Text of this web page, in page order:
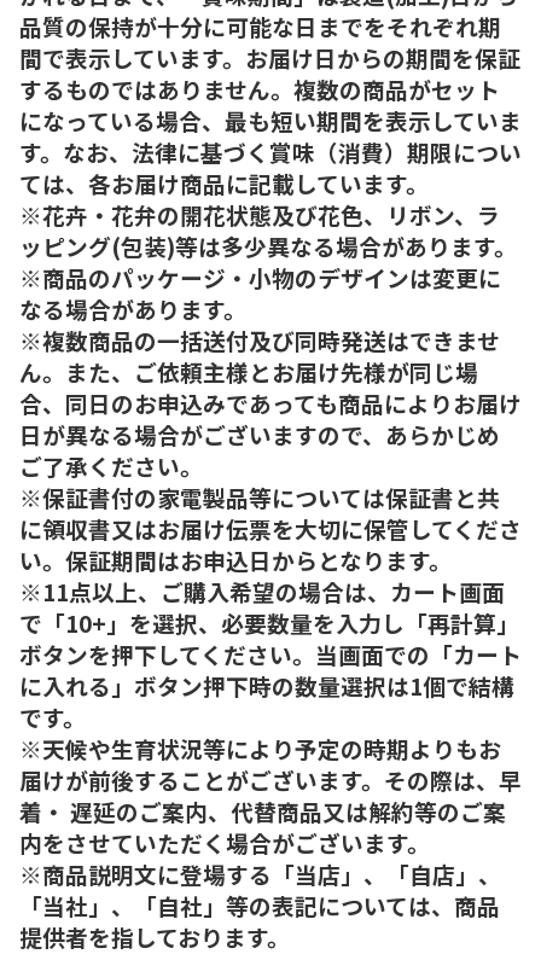
品質の保持が十分に可能な日までをそれぞれ期
間で表示しています。お届け日からの期間を保証
するものではありません。複数の商品がセット
になっている場合、最も短い期間を表示していま
す。なお、法律に基づく賞味（消費）期限につい
ては、各お届け商品に記載しています。
※花卉・花弁の開花状態及び花色、リボン、ラ
ッピング(包装)等は多少異なる場合があります。
※商品のパッケージ・小物のデザインは変更に
なる場合があります。
※複数商品の一括送付及び同時発送はできませ
ん。また、ご依頼主様とお届け先様が同じ場
合、同日のお申込みであっても商品によりお届け
日が異なる場合がございますので、あらかじめ
ご了承ください。
※保証書付の家電製品等については保証書と共
に領収書又はお届け伝票を大切に保管してくださ
い。保証期間はお申込日からとなります。
※11点以上、ご購入希望の場合は、カート画面
で「10+」を選択、必要数量を入力し「再計算」
ボタンを押下してください。当画面での「カート
に入れる」ボタン押下時の数量選択は1個で結構
です。
※天候や生育状況等により予定の時期よりもお
届けが前後することがございます。その際は、早
着・ 遅延のご案内、代替商品又は解約等のご案
内をさせていただく場合がございます。
※商品説明文に登場する「当店」、「自店」、
「当社」、「自社」等の表記については、商品
提供者を指しております。